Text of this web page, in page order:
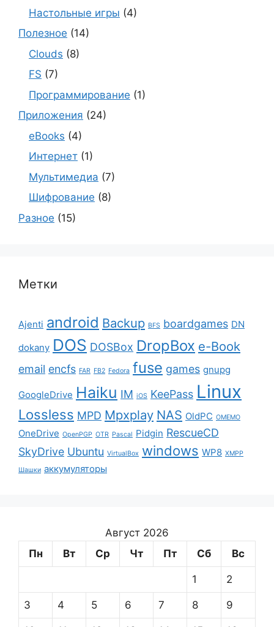
Настольные игры (4)
Полезное (14)
Clouds (8)
FS (7)
Программирование (1)
Приложения (24)
eBooks (4)
Интернет (1)
Мультимедиа (7)
Шифрование (8)
Разное (15)
Метки
Ajenti android Backup BFS boardgames DN
dokany DOS DOSBox DropBox e-Book
email encfs FAR FB2 Fedora fuse games gnupg
GoogleDrive Haiku IM iOS KeePass Linux
Lossless MPD Mpxplay NAS OldPC OMEMO
OneDrive OpenPGP OTR Pascal Pidgin RescueCD
SkyDrive Ubuntu VirtualBox windows WP8 XMPP
Шашки аккумуляторы
Август 2026
Пн
Вт Ср Чт Пт Сб Вс
1 2
3 4 5 6 7 8 9